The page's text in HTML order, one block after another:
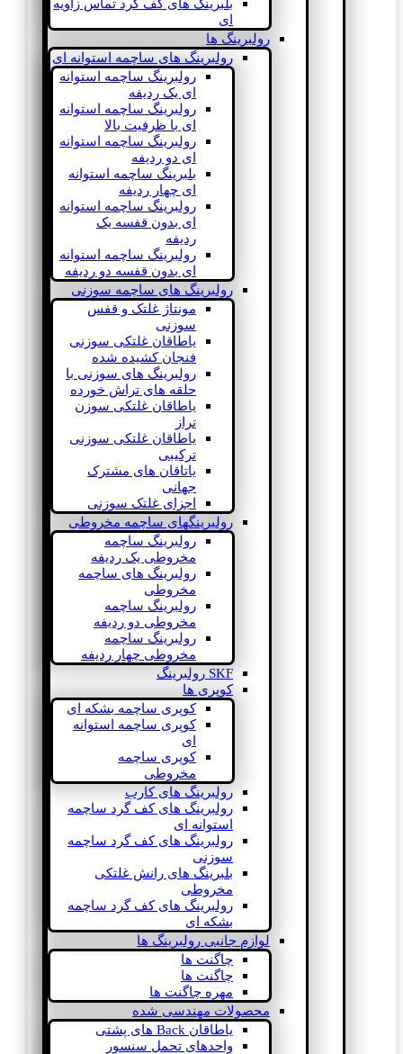
بلبرینگ های کف گرد تماس زاویه
ای
رولبرینگ ها
رولبرینگ های ساچمه استوانه ای
رولبرینگ ساچمه استوانه
ای یک ردیفه
رولبرینگ ساچمه استوانه
ای با ظرفیت بالا
رولبرینگ ساچمه استوانه
ای دو ردیفه
بلبرینگ ساچمه استوانه
ای چهار ردیفه
رولبرینگ ساچمه استوانه
ای بدون قفسه یک
ردیفه
رولبرینگ ساچمه استوانه
ای بدون قفسه دو ردیفه
رولبرینگ های ساچمه سوزنی
مونتاژ غلتک و قفس
سوزنی
یاطاقان غلتکی سوزنی
فنجان کشیده شده
رولبرینگ های سوزنی با
حلقه های تراش خورده
یاطاقان غلتکی سوزن
تراز
یاطاقان غلتکی سوزنی
ترکیبی
یاتاقان های مشترک
جهانی
اجزای غلتک سوزنی
رولبرینگهای ساچمه مخروطی
رولبرینگ ساچمه
مخروطی یک ردیفه
رولبرینگ های ساچمه
مخروطی
رولبرینگ ساچمه
مخروطی دو ردیفه
رولبرینگ ساچمه
مخروطی چهار ردیفه
SKF رولبرینگ
کوپری ها
کوپری ساچمه بشکه ای
کوپری ساچمه استوانه
ای
کوپری ساچمه
مخروطی
رولبرینگ های کارب
رولبرینگ های کف گرد ساچمه
استوانه ای
رولبرینگ های کف گرد ساچمه
سوزنی
بلبرینگ های رانش غلتکی
مخروطی
رولبرینگ های کف گرد ساچمه
بشکه ای
لوازم جانبی رولبرینگ ها
چاگنت ها
چاگنت ها
مهره چاگنت ها
محصولات مهندسی شده
یاطاقان Back های پشتی
واحدهای تحمل سنسور